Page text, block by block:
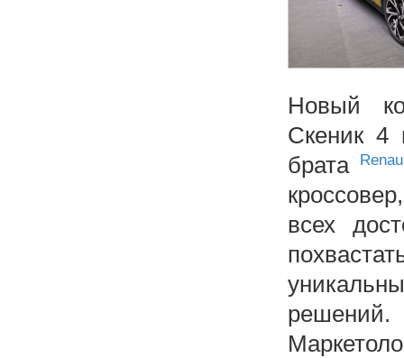
Новый
Скеник 4
брата
всех
решений.